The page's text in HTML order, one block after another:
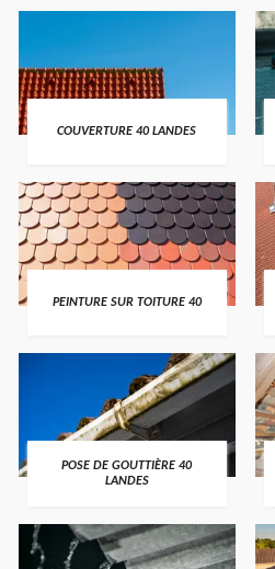
COUVERTURE 40 LANDES
PEINTURE SUR TOITURE 40
POSE DE GOUTTIÈRE 40
LANDES